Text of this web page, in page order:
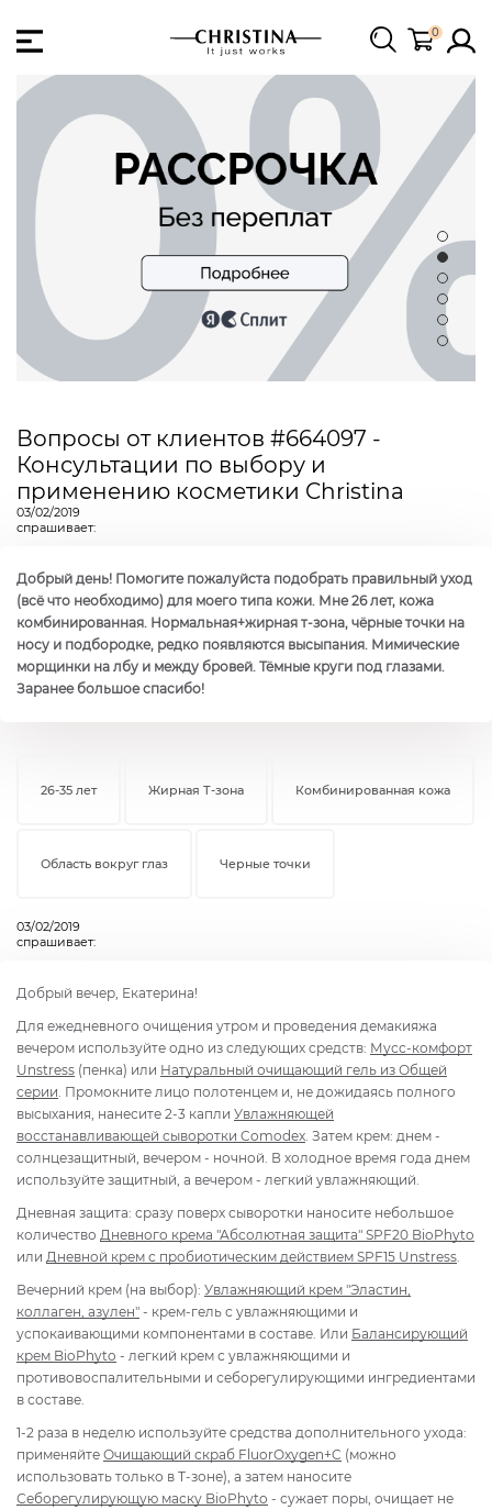
0
Вопросы от клиентов #664097 -
Консультации по выбору и
применению косметики Christina
03/02/2019
спрашивает:
Добрый день! Помогите пожалуйста подобрать правильный уход
(всё что необходимо) для моего типа кожи. Мне 26 лет, кожа
комбинированная. Нормальная+жирная т-зона, чёрные точки на
носу и подбородке, редко появляются высыпания. Мимические
морщинки на лбу и между бровей. Тёмные круги под глазами.
Заранее большое спасибо!
26-35 лет Жирная Т-зона Комбинированная кожа
Область вокруг глаз Черные точки
03/02/2019
спрашивает:
Добрый вечер, Екатерина!
Для ежедневного очищения утром и проведения демакияжа
вечером используйте одно из следующих средств: Мусс-комфорт
Unstress (пенка) или Натуральный очищающий гель из Общей
серии Промокните лицо полотенцем и, не дожидаясь полного
высыхания, нанесите 2-3 капли Увлажняющей
восстанавливающей сыворотки Comodex . Затем крем: днем -
солнцезащитный, вечером - ночной. В холодное время года днем
используйте защитный, а вечером - легкий увлажняющий.
Дневная защита: сразу поверх сыворотки наносите небольшое
количество Дневного крема "Абсолютная защита" SPF20 BioPhyto
или Дневной крем с пробиотическим действием SPF15 Unstress
Вечерний крем (на выбор): Увлажняющий крем "Эластин,
коллаген, азулен" - крем-гель с увлажняющими и
успокаивающими компонентами в составе. Или Балансирующий
крем BioPhyto - легкий крем с увлажняющими и
противовоспалительными и себорегулирующими ингредиентами
в составе.
1-2 раза в неделю используйте средства дополнительного ухода:
применяйте Очищающий скраб FluorOxygen+C (можно
использовать только в Т-зоне), а затем наносите
Себорегулирующую маску BioPhyto - сужает поры, очищает не